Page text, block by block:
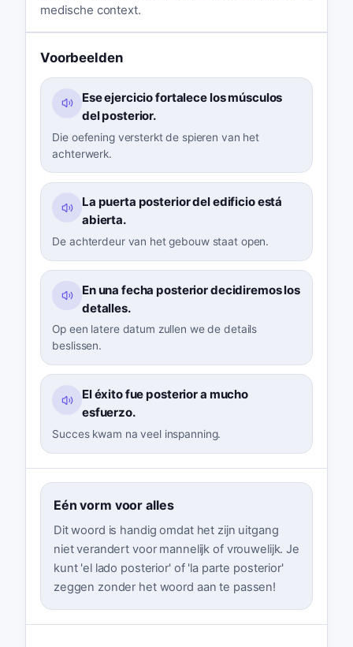
medische context.
Voorbeelden
Ese ejercicio fortalece los músculos
del posterior.
Die oefening versterkt de spieren van het
achterwerk.
La puerta posterior del edificio está
abierta.
De achterdeur van het gebouw staat open.
En una fecha posterior decidiremos los
detalles.
Op een latere datum zullen we de details
beslissen.
El éxito fue posterior a mucho
esfuerzo.
Succes kwam na veel inspanning.
Eén vorm voor alles
Dit woord is handig omdat het zijn uitgang
niet verandert voor mannelijk of vrouwelijk. Je
kunt 'el lado posterior' of 'la parte posterior'
zeggen zonder het woord aan te passen!